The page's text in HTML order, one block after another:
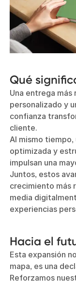
Qué
Una entrega más
personalizado y
confianza
cliente.
Al mismo
optimizada y
impulsan una
Juntos, estos
crecimiento más
media
experiencias
Hacia el
Esta expansión
mapa, es una
Reforzamos